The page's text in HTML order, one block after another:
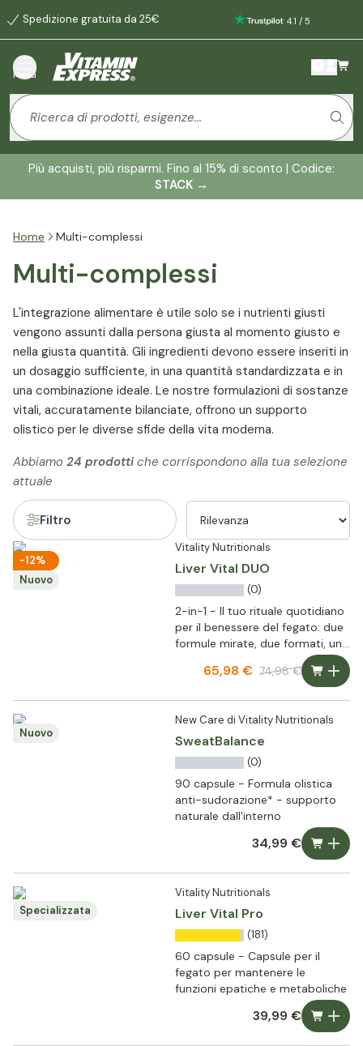
Spedizione gratuita da 25€ : 4.1 / 5
Menù
Più acquisti, più risparmi. Fino al 15% di sconto | Codice:
STACK →
Home Multi-complessi
Multi-complessi
L'integrazione alimentare è utile solo se i nutrienti giusti
vengono assunti dalla persona giusta al momento giusto e
nella giusta quantità. Gli ingredienti devono essere inseriti in
un dosaggio sufficiente, in una quantità standardizzata e in
una combinazione ideale. Le nostre formulazioni di sostanze
vitali, accuratamente bilanciate, offrono un supporto
olistico per le diverse sfide della vita moderna.
Abbiamo 24 prodotti che corrispondono alla tua selezione
attuale
Filtro
-12%
Nuovo
Vitality Nutritionals
Liver Vital DUO
(0)
2-in-1 - Il tuo rituale quotidiano
per il benessere del fegato: due
formule mirate, due formati, una
65,98 € 74,98 €
Nuovo
New Care di Vitality Nutritionals
SweatBalance
(0)
90 capsule - Formula olistica
anti-sudorazione* - supporto
naturale dall'interno
34,99 €
Specializzata
Vitality Nutritionals
Liver Vital Pro
(181)
60 capsule - Capsule per il
fegato per mantenere le
funzioni epatiche e metaboliche
39,99 €